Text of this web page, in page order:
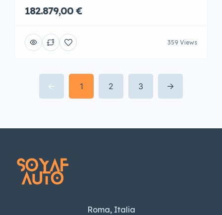
182.879,00 €
359 Views
1 2 3
Roma, Italia